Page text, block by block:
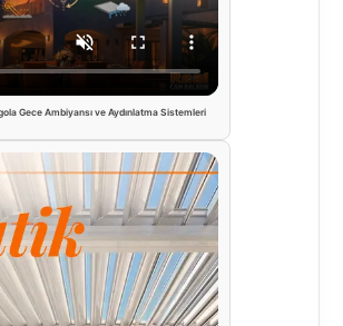
Gece Ambiyansı ve Aydınlatma Sistemleri